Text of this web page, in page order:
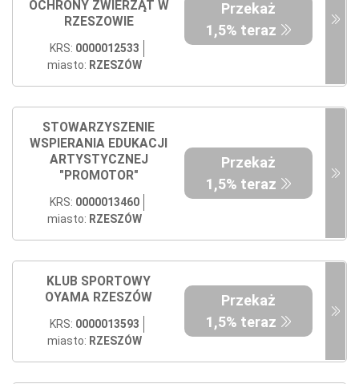
OCHRONY ZWIERZĄT W
RZESZOWIE
KRS: 0000012533
miasto: RZESZÓW
Przekaż
1,5% teraz
STOWARZYSZENIE
WSPIERANIA EDUKACJI
ARTYSTYCZNEJ
"PROMOTOR"
KRS: 0000013460
miasto: RZESZÓW
Przekaż
1,5% teraz
KLUB SPORTOWY
OYAMA RZESZÓW
KRS: 0000013593
miasto: RZESZÓW
Przekaż
1,5% teraz